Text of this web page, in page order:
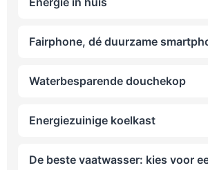
Fairphone, dé duurzame
Waterbesparende douchekop
Energiezuinige koelkast
De beste vaatwasser: kies voor